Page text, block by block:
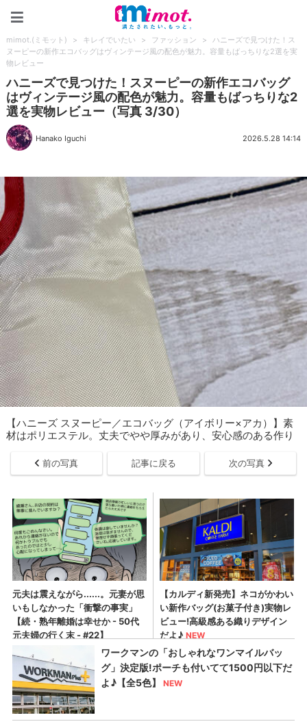
mimot.(ミモット) > キレイでいたい > ファッション >
ハニーズで見つけた！ス
ヌーピーの新作エコバッグはヴィンテージ風の配色が魅力。容量もばっちりな2選を実
物レビュー
ハニーズで見つけた！スヌーピーの新作エコバッグ
はヴィンテージ風の配色が魅力。容量もばっちりな2
選を実物レビュー（写真 3/30）
Hanako Iguchi 2026.5.28 14:14
【ハニーズ スヌーピー／エコバッグ（アイボリー×アカ）】素
材はポリエステル。丈夫でやや厚みがあり、安心感のある作り
前の写真 記事に戻る 次の写真